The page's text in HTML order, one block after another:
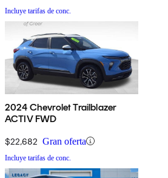
Incluye tarifas de conc.
2024 Chevrolet Trailblazer
ACTIV FWD
$22,682 Gran oferta
Incluye tarifas de conc.